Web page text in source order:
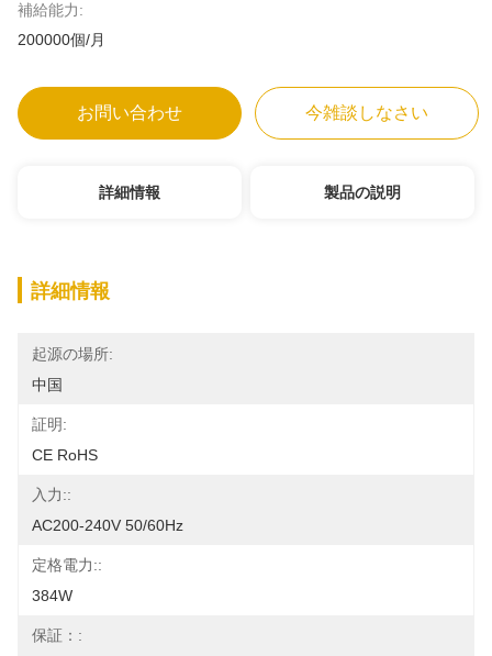
補給能力:
200000個/月
お問い合わせ 今雑談しなさい
詳細情報 製品の説明
詳細情報
起源の場所:
中国
証明:
CE RoHS
入力::
AC200-240V 50/60Hz
定格電力::
384W
保証：: